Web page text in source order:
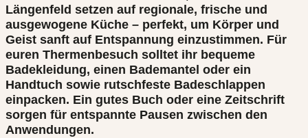
Längenfeld setzen auf regionale, frische und
ausgewogene Küche – perfekt, um Körper und
Geist sanft auf Entspannung einzustimmen. Für
euren Thermenbesuch solltet ihr bequeme
Badekleidung, einen Bademantel oder ein
Handtuch sowie rutschfeste Badeschlappen
einpacken. Ein gutes Buch oder eine Zeitschrift
sorgen für entspannte Pausen zwischen den
Anwendungen.